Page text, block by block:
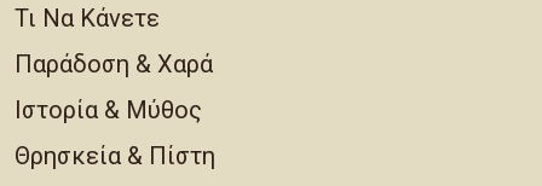
Τι Να Κάνετε
Παράδοση & Χαρά
Ιστορία & Μύθος
Θρησκεία & Πίστη